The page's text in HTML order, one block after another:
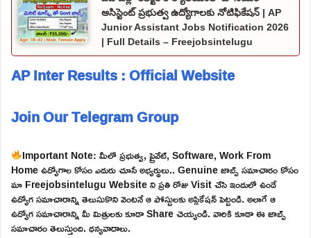
అసిస్టెంట్ ప్రభుత్వ ఉద్యోగాలకు నోటిఫికేషన్ | AP
Junior Assistant Jobs Notification 2026
| Full Details – Freejobsintelugu
AP Inter Results : Official Website
Join Our Telegram Group
Important Note: మీలో ప్రభుత్వ, ప్రైవేట్, Software, Work From
Home ఉద్యోగాల కోసం ఎదురు చూసే అభ్యర్థులు.. Genuine జాబ్స్ సమాచారం కోసం
మా Freejobsintelugu Website ని ప్రతి రోజు Visit చేసి ఇందులో ఉండే
ఉద్యోగ సమాచారాన్ని తెలుసుకొని వెంటనే ఆ పోస్టులకు అప్లికేషన్ పెట్టండి. అలాగే ఆ
ఉద్యోగ సమాచారాన్ని మీ మిత్రులకు కూడా Share చెయ్యండి. వారికి కూడా ఈ జాబ్స్
సమాచారం తెలుస్తుంది. ధన్యవాదాలు.